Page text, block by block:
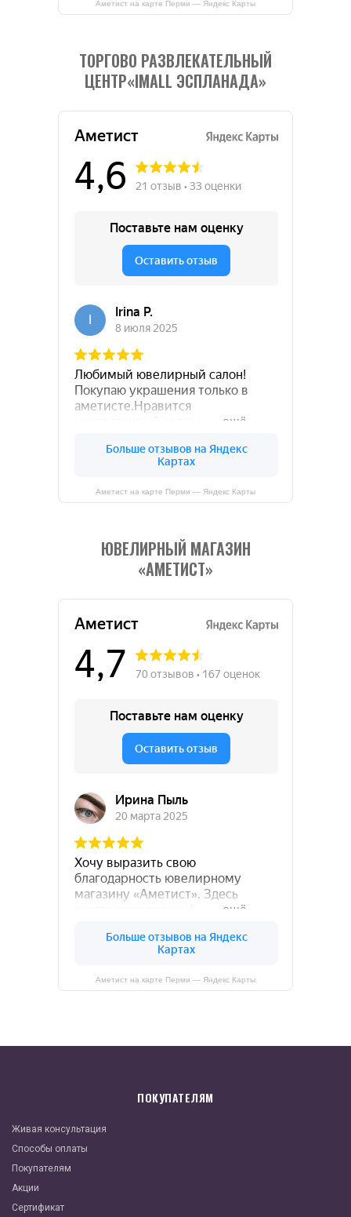
Аметист на карте Перми — Яндекс Карты
ТОРГОВО РАЗВЛЕКАТЕЛЬНЫЙ
ЦЕНТР«IMALL ЭСПЛАНАДА»
Аметист на карте Перми — Яндекс Карты
ЮВЕЛИРНЫЙ МАГАЗИН
«АМЕТИСТ»
Аметист на карте Перми — Яндекс Карты
ПОКУПАТЕЛЯМ
Живая консультация
Способы оплаты
Покупателям
Акции
Сертификат